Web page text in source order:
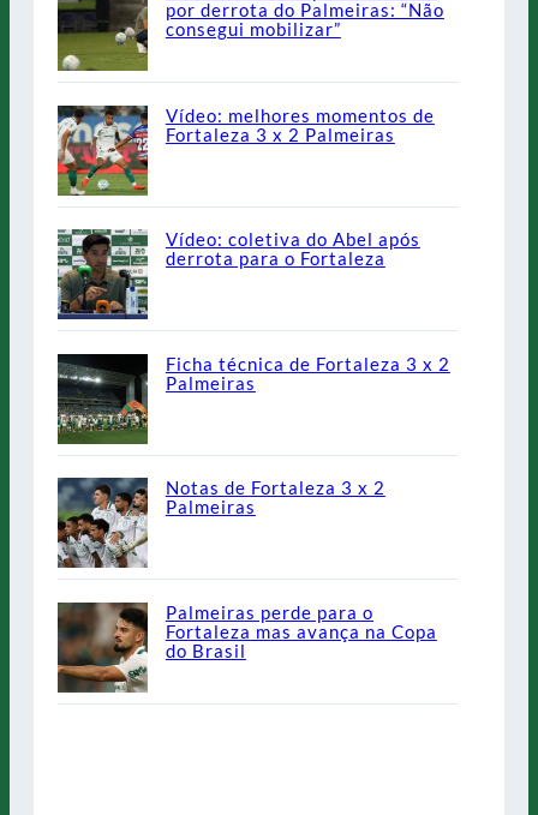
por derrota do Palmeiras: “Não
consegui mobilizar”
Vídeo: melhores momentos de
Fortaleza 3 x 2 Palmeiras
Vídeo: coletiva do Abel após
derrota para o Fortaleza
Ficha técnica de Fortaleza 3 x 2
Palmeiras
Notas de Fortaleza 3 x 2
Palmeiras
Palmeiras perde para o
Fortaleza mas avança na Copa
do Brasil